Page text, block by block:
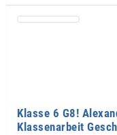
Klasse 6 G8!
Klassenarbeit